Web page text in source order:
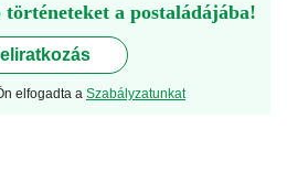
a postaládájába!
elfogadta a Szabályzatunkat